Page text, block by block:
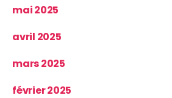
mai 2025
avril 2025
mars 2025
février 2025